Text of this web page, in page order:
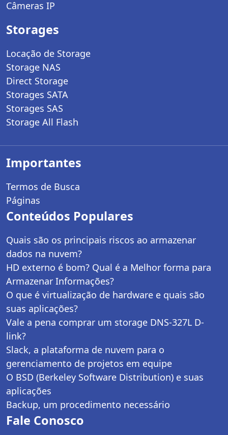
Câmeras IP
Storages
Locação de Storage
Storage NAS
Direct Storage
Storages SATA
Storages SAS
Storage All Flash
Importantes
Termos de Busca
Páginas
Conteúdos Populares
Quais são os principais riscos ao armazenar
dados na nuvem?
HD externo é bom? Qual é a Melhor forma para
Armazenar Informações?
O que é virtualização de hardware e quais são
suas aplicações?
Vale a pena comprar um storage DNS-327L D-
link?
Slack, a plataforma de nuvem para o
gerenciamento de projetos em equipe
O BSD (Berkeley Software Distribution) e suas
aplicações
Backup, um procedimento necessário
Fale Conosco